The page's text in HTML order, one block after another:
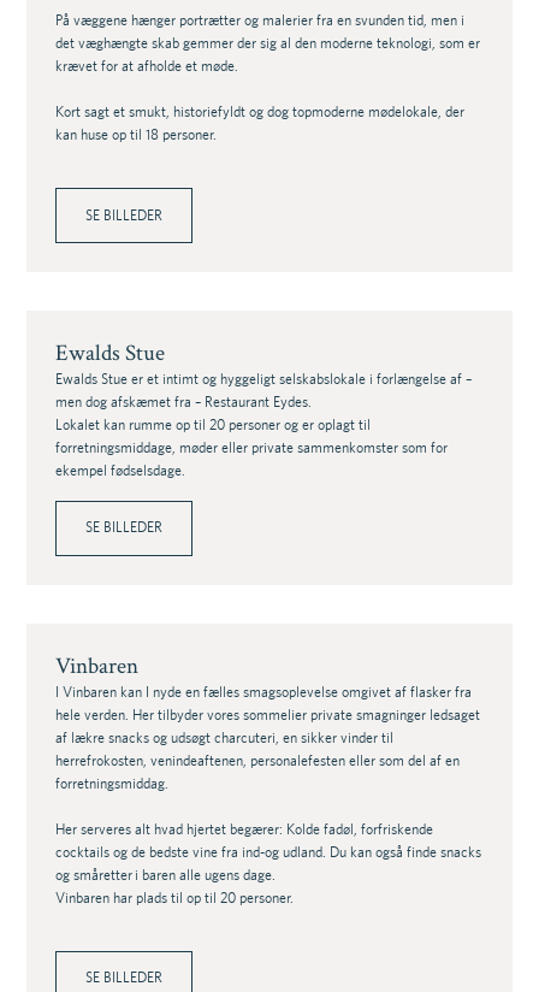
På væggene hænger portrætter og malerier fra en svunden tid, men i
det væghængte skab gemmer der sig al den moderne teknologi, som er
krævet for at afholde et møde.
Kort sagt et smukt, historiefyldt og dog topmoderne mødelokale, der
kan huse op til 18 personer.
SE BILLEDER
Ewalds Stue
Ewalds Stue er et intimt og hyggeligt selskabslokale i forlængelse af –
men dog afskæmet fra – Restaurant Eydes.
Lokalet kan rumme op til 20 personer og er oplagt til
forretningsmiddage, møder eller private sammenkomster som for
ekempel fødselsdage.
SE BILLEDER
Vinbaren
I Vinbaren kan I nyde en fælles smagsoplevelse omgivet af flasker fra
hele verden. Her tilbyder vores sommelier private smagninger ledsaget
af lækre snacks og udsøgt charcuteri, en sikker vinder til
herrefrokosten, venindeaftenen, personalefesten eller som del af en
forretningsmiddag.
Her serveres alt hvad hjertet begærer: Kolde fadøl, forfriskende
cocktails og de bedste vine fra ind-og udland. Du kan også finde snacks
og småretter i baren alle ugens dage.
Vinbaren har plads til op til 20 personer.
SE BILLEDER